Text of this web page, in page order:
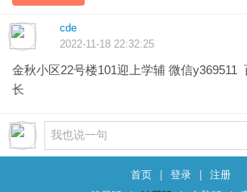
cde
2022-11-18 22:32:25
金秋小区22号楼101迎上学辅 微信y369511
长
首页 登录
注册